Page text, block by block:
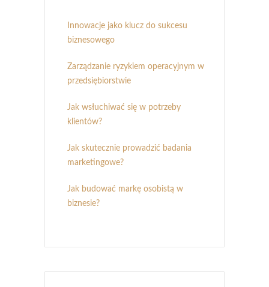
Innowacje jako klucz do sukcesu
biznesowego
Zarządzanie ryzykiem operacyjnym w
przedsiębiorstwie
Jak wsłuchiwać się w potrzeby
klientów?
Jak skutecznie prowadzić badania
marketingowe?
Jak budować markę osobistą w
biznesie?